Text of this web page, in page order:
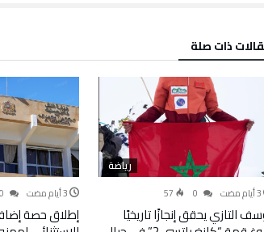
ذات صلة‬
رياضة
57
التازي يحقق إنجازًا تاريخيًا إطلاق حصة